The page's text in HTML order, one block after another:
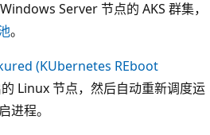
Server 节点的 AKS 群集，
。
(KUbernetes REboot
Linux 节点，然后自动重新调度运
进程。